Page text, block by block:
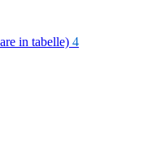
in tabelle) 4